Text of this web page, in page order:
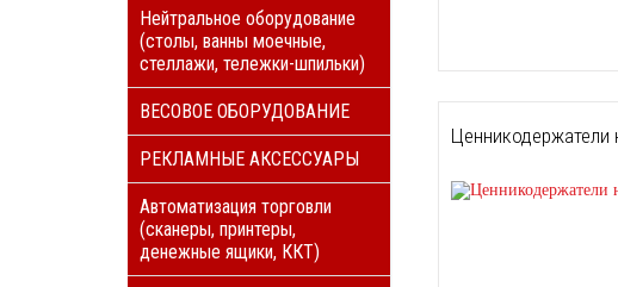
Нейтральное оборудование
(столы, ванны моечные,
стеллажи, тележки-шпильки)
ВЕСОВОЕ ОБОРУДОВАНИЕ
РЕКЛАМНЫЕ АКСЕССУАРЫ
Автоматизация торговли
(сканеры, принтеры,
денежные ящики, ККТ)
Ценникодержатели